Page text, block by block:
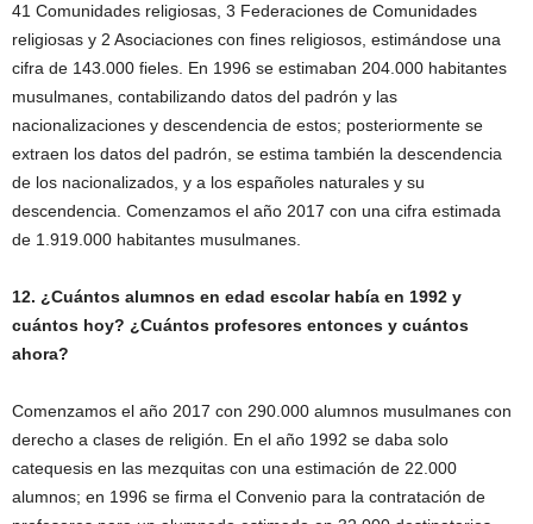
41 Comunidades religiosas, 3 Federaciones de Comunidades
religiosas y 2 Asociaciones con fines religiosos, estimándose una
cifra de 143.000 fieles. En 1996 se estimaban 204.000 habitantes
musulmanes, contabilizando datos del padrón y las
nacionalizaciones y descendencia de estos; posteriormente se
extraen los datos del padrón, se estima también la descendencia
de los nacionalizados, y a los españoles naturales y su
descendencia. Comenzamos el año 2017 con una cifra estimada
de 1.919.000 habitantes musulmanes.
12. ¿Cuántos alumnos en edad escolar había en 1992 y
cuántos hoy? ¿Cuántos profesores entonces y cuántos
ahora?
Comenzamos el año 2017 con 290.000 alumnos musulmanes con
derecho a clases de religión. En el año 1992 se daba solo
catequesis en las mezquitas con una estimación de 22.000
alumnos; en 1996 se firma el Convenio para la contratación de